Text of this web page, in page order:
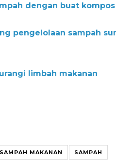
dengan buat
pengelolaan sampah
limbah makanan
SAMPAH MAKANAN SAMPAH